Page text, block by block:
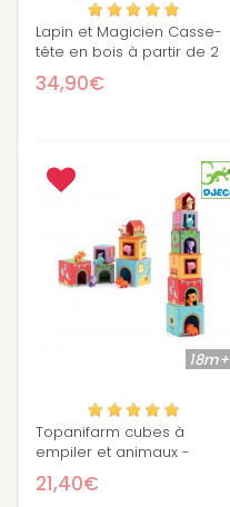
Lapin et Magicien Casse-
tête en bois à partir de 2
ans
34,90€
18m+
Topanifarm cubes à
empiler et animaux -
Djeco
21,40€